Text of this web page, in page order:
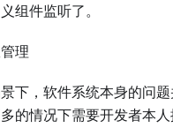
组件监听了。
理
下，软件系统本身的问
的情况下需要开发者本人